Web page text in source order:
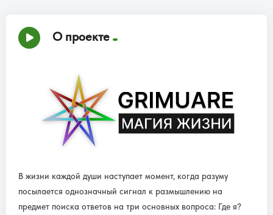
О проекте
В жизни каждой души наступает момент, когда разуму
посылается однозначный сигнал к размышлению на
предмет поиска ответов на три основных вопроса: Где я?